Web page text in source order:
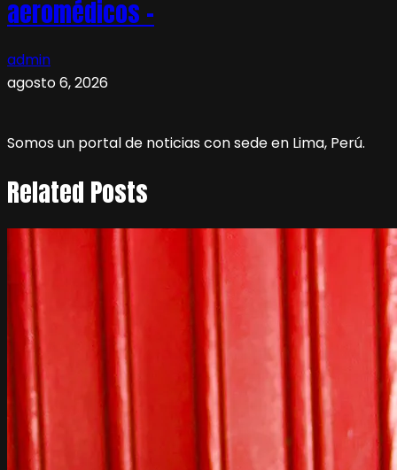
aeromédicos –
admin
agosto 6, 2026
Somos un portal de noticias con sede en Lima, Perú.
Related Posts